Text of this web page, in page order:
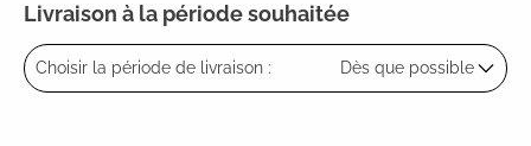
Livraison à la période souhaitée
Choisir la période de livraison : Dès que possible